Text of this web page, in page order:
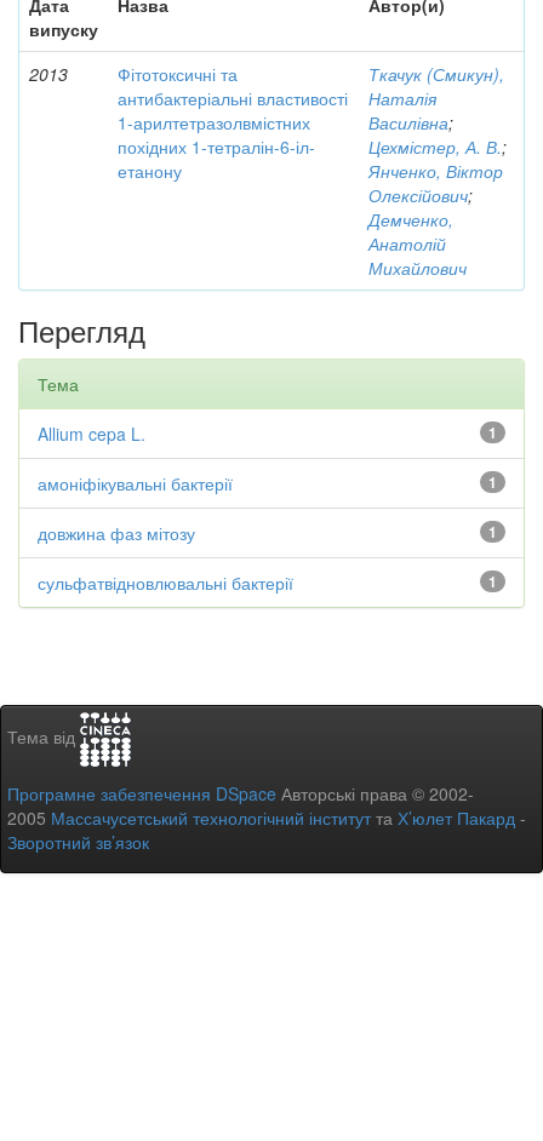
Дата
випуску
Назва Автор(и)
2013
Фітотоксичні та
антибактеріальні властивості
1-арилтетразолвмістних
похідних 1-тетралін-6-іл-
етанону
Ткачук (Смикун),
Наталія
Василівна;
Цехмістер, А. В.;
Янченко, Віктор
Олексійович;
Демченко,
Анатолій
Михайлович
Перегляд
Тема
1
Allium cepa L.
1
амоніфікувальні бактерії
1
довжина фаз мітозу
1
сульфатвідновлювальні бактерії
Тема від
Програмне забезпечення DSpace Авторські права © 2002-
2005 Массачусетський технологічний інститутта Х’юлет Пакард -
Зворотний зв’язок